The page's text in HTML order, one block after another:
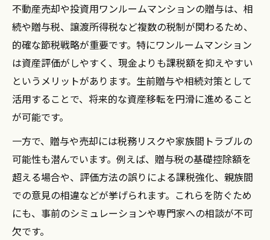
不動産売却や投資用ワンルームマンションの贈与は、相
続や贈与税、譲渡所得税など複数の税制が関わるため、
的確な節税戦略が重要です。特にワンルームマンション
は資産評価がしやすく、現金よりも課税額を抑えやすい
というメリットがあります。生前贈与や相続対策として
活用することで、将来的な資産移転を円滑に進めること
が可能です。
一方で、贈与や売却には税務リスクや家族間トラブルの
可能性も潜んでいます。例えば、贈与税の基礎控除額を
超える場合や、評価方法の誤りによる課税強化、親族間
での意見の相違などが挙げられます。これらを防ぐため
にも、事前のシミュレーションや専門家への相談が不可
欠です。